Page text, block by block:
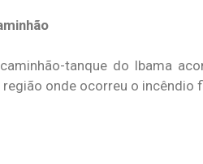
tanque do Ibama
região onde ocorreu o incêndio